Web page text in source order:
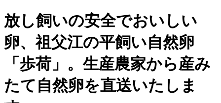
放し飼いの安全でおいしい
卵、祖父江の平飼い自然卵
「歩荷」。生産農家から産み
たて自然卵を直送いたしま